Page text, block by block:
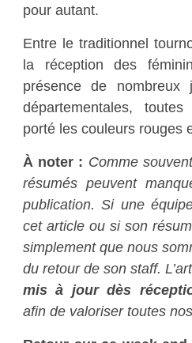
pour autant.
Entre le traditionnel
la réception des
présence de nombreux
départementales, toutes
porté les couleurs rouges
À noter : Comme
résumés peuvent
publication. Si une
cet article ou si son
simplement que nous
du retour de son staff.
mis à jour dès
afin de valoriser toutes